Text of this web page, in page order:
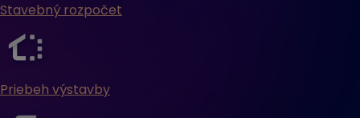
Stavebný rozpočet
Priebeh výstavby